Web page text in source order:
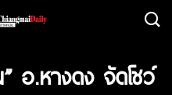
อ.หางดง จัดโชว์